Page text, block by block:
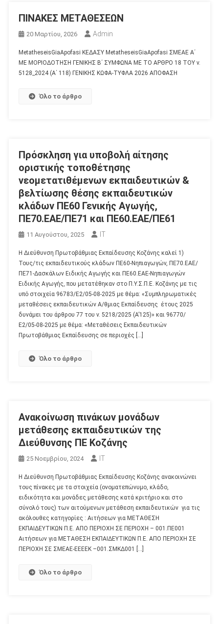
ΠΙΝΑΚΕΣ ΜΕΤΑΘΕΣΕΩΝ
20 Μαρτίου, 2026 Admin
MetatheseisGiaApofasi ΚΕΔΑΣΥ MetatheseisGiaApofasi ΣΜΕΑΕ Α΄
ΜΕ ΜΟΡΙΟΔΟΤΗΣΗ ΓΕΝΙΚΗΣ Β΄ ΣΥΜΦΩΝΑ ΜΕ ΤΟ ΑΡΘΡΟ 18 ΤΟΥ ν.
5128_2024 (Α΄ 118) ΓΕΝΙΚΗΣ ΚΩΦΑ-ΤΥΦΛΑ 2026 ΑΠΟΦΑΣΗ
Όλο το άρθρο
Πρόσκληση για υποβολή αίτησης
οριστικής τοποθέτησης
νεομετατιθέμενων εκπαιδευτικών &
βελτίωσης θέσης εκπαιδευτικών
κλάδων ΠΕ60 Γενικής Αγωγής,
ΠΕ70.ΕΑΕ/ΠΕ71 και ΠΕ60.ΕΑΕ/ΠΕ61
11 Αυγούστου, 2025 IT
Η Διεύθυνση Πρωτοβάθμιας Εκπαίδευσης Κοζάνης καλεί 1)
Τους/τις εκπαιδευτικούς κλάδων ΠΕ60-Νηπιαγωγών, ΠΕ70.ΕΑΕ/
ΠΕ71-Δασκάλων Ειδικής Αγωγής και ΠΕ60.ΕΑΕ-Νηπιαγωγών
Ειδικής Αγωγής, που μετατέθηκαν στο Π.Υ.Σ.Π.Ε. Κοζάνης με τις
υπό στοιχεία 96783/Ε2/05-08-2025 με θέμα: «Συμπληρωματικές
μεταθέσεις εκπαιδευτικών Α/θμιας Εκπαίδευσης έτους 2025
δυνάμει του άρθρου 77 του ν. 5218/2025 (Α’125)» και 96770/
Ε2/05-08-2025 με θέμα: «Μεταθέσεις Εκπαιδευτικών
Πρωτοβάθμιας Εκπαίδευσης σε περιοχές […]
Όλο το άρθρο
Ανακοίνωση πινάκων μονάδων
μετάθεσης εκπαιδευτικών της
Διεύθυνσης ΠΕ Κοζάνης
25 Νοεμβρίου, 2024 IT
Η Διεύθυνση Πρωτοβάθμιας Εκπαίδευσης Κοζάνης ανακοινώνει
τους πίνακες με τα στοιχεία (ονοματεπώνυμο, κλάδο,
ειδικότητα και μονάδες μετάθεσης κατά κριτήριο και στο
σύνολό τους) των αιτούμενων μετάθεση εκπαιδευτικών για τις
ακόλουθες κατηγορίες : Αιτήσεων για ΜΕΤΑΘΕΣΗ
ΕΚΠΑΙΔΕΥΤΙΚΩΝ Π.Ε. ΑΠΟ ΠΕΡΙΟΧΗ ΣΕ ΠΕΡΙΟΧΗ – 001.ΠΕ001
Αιτήσεων για ΜΕΤΑΘΕΣΗ ΕΚΠΑΙΔΕΥΤΙΚΩΝ Π.Ε. ΑΠΟ ΠΕΡΙΟΧΗ ΣΕ
ΠΕΡΙΟΧΗ ΣΕ ΣΜΕΑΕ-ΕΕΕΕΚ –001.ΣΜΚΔ001 […]
Όλο το άρθρο